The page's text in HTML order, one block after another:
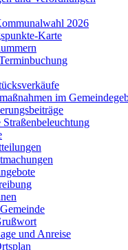
2026
Karte
im
und Anreise